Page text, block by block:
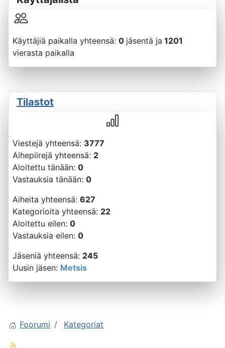
Käyttäjiä paikalla yhteensä: 0 jäsentä ja 1201
vierasta paikalla
Tilastot
Viestejä yhteensä: 3777
Aihepiirejä yhteensä: 2
Aloitettu tänään: 0
Vastauksia tänään: 0
Aiheita yhteensä: 627
Kategorioita yhteensä: 22
Aloitettu eilen: 0
Vastauksia eilen: 0
Jäseniä yhteensä: 245
Uusin jäsen: Metsis
Foorumi Kategoriat